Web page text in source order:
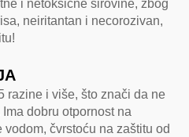
i netoksične sirovine, zbog
neiritantan i necorozivan,
razine i više, što znači da ne
dobru otpornost na
čvrstoću na zaštitu od